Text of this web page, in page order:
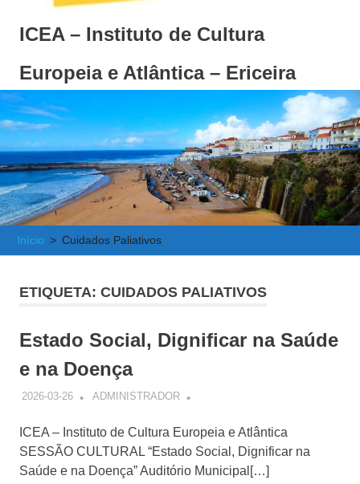
ICEA – Instituto de Cultura
Europeia e Atlântica – Ericeira
Instituto
de
Cultura
Europeia
e
Atlântica
Início Cuidados Paliativos
ETIQUETA: CUIDADOS PALIATIVOS
Estado Social, Dignificar na Saúde
e na Doença
2026-03-26 ADMINISTRADOR
ICEA – Instituto de Cultura Europeia e Atlântica
SESSÃO CULTURAL “Estado Social, Dignificar na
Saúde e na Doença” Auditório Municipal[…]